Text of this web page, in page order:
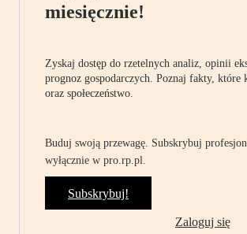
miesięcznie!
Zyskaj dostęp do rzetelnych analiz, opinii
prognoz gospodarczych. Poznaj fakty, które
oraz społeczeństwo.
Buduj swoją przewagę. Subskrybuj
wyłącznie w pro.rp.pl.
Subskrybuj!
Zaloguj się